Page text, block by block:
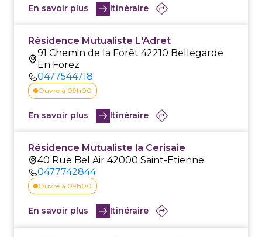
En savoir plus Itinéraire
Résidence Mutualiste L'Adret
91 Chemin de la Forêt 42210 Bellegarde
En Forez
0477544718
Ouvre à 09h00
En savoir plus Itinéraire
Résidence Mutualiste la Cerisaie
40 Rue Bel Air 42000 Saint-Etienne
0477742844
Ouvre à 09h00
En savoir plus Itinéraire